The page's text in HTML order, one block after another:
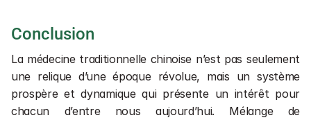
Conclusion
La médecine traditionnelle chinoise n’est pas seulement
une relique d’une époque révolue, mais un système
prospère et dynamique qui présente un intérêt pour
chacun d’entre nous aujourd’hui. Mélange de